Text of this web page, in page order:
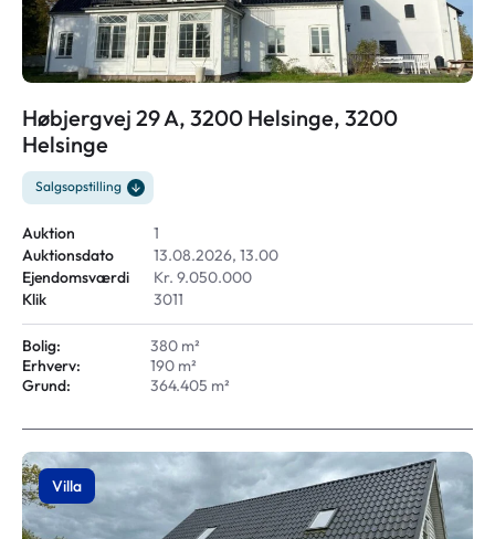
Høbjergvej 29 A, 3200 Helsinge, 3200
Helsinge
Salgsopstilling
Auktion
1
Auktionsdato
13.08.2026, 13.00
Ejendomsværdi
Kr. 9.050.000
Klik
3011
Bolig:
380 m²
Erhverv:
190 m²
Grund:
364.405 m²
Villa